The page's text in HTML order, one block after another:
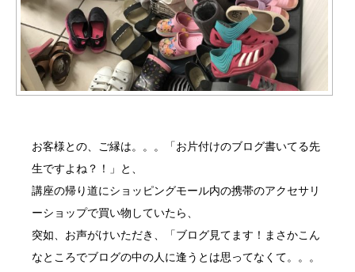
お客様との、ご縁は。。。「お片付けのブログ書いてる先
生ですよね？！」と、
講座の帰り道にショッピングモール内の携帯のアクセサリ
ーショップで買い物していたら、
突如、お声がけいただき、「ブログ見てます！まさかこん
なところでブログの中の人に逢うとは思ってなくて。。。